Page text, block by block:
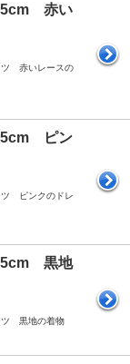
赤い
ツ 赤いレースの
ピン
ツ ピンクのドレ
黒地
ツ 黒地の着物